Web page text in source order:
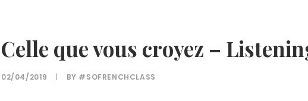
Celle que vous croyez –
02/04/2019 | BY #SOFRENCHCLASS